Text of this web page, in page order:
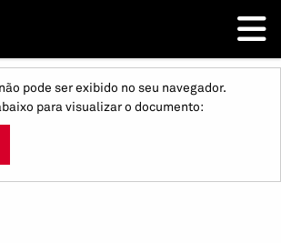
pode ser exibido no seu navegador.
para visualizar o documento: